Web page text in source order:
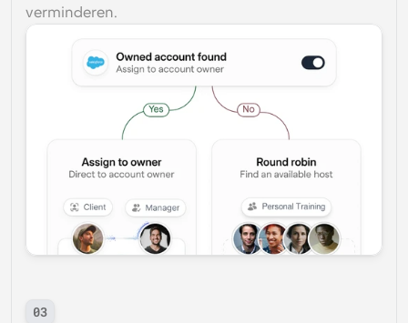
verminderen.
03